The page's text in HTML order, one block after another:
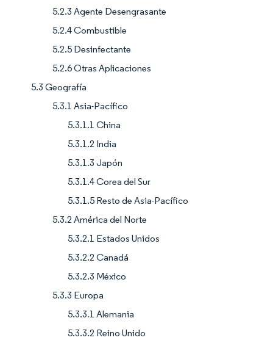
5.2.3 Agente Desengrasante
5.2.4 Combustible
5.2.5 Desinfectante
5.2.6 Otras Aplicaciones
5.3 Geografía
5.3.1 Asia-Pacífico
5.3.1.1 China
5.3.1.2 India
5.3.1.3 Japón
5.3.1.4 Corea del Sur
5.3.1.5 Resto de Asia-Pacífico
5.3.2 América del Norte
5.3.2.1 Estados Unidos
5.3.2.2 Canadá
5.3.2.3 México
5.3.3 Europa
5.3.3.1 Alemania
5.3.3.2 Reino Unido